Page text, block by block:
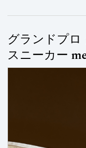
グランドプ
スニーカー